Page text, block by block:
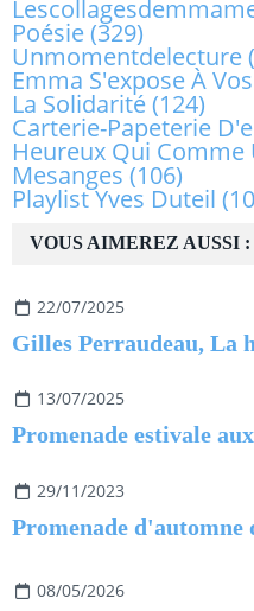
VOUS AIMEREZ AUSSI :
22/07/2025
13/07/2025
29/11/2023
08/05/2026
Poésie(329)
Unmomentdelecture
Emma S'expose À
La Solidarité(124)
Carterie-Papeterie
Heureux Qui Comme
Mesanges (106)
Playlist Yves Duteil